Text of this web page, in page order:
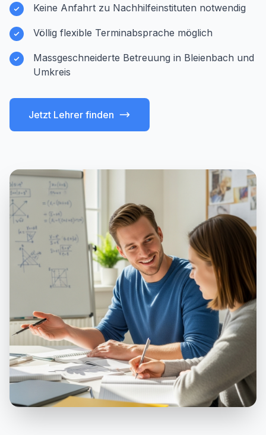
Keine Anfahrt zu Nachhilfeinstituten notwendig
Völlig flexible Terminabsprache möglich
Massgeschneiderte Betreuung in Bleienbach und
Umkreis
Jetzt Lehrer finden